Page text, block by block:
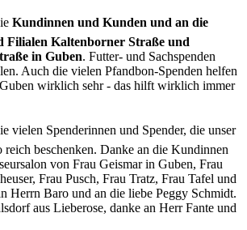
Kundinnen und Kunden und an die
Filialen Kaltenborner Straße und
in Guben. Futter- und Sachspenden
Auch die vielen Pfandbon-Spenden helfen
wirklich sehr - das hilft wirklich immer
vielen Spenderinnen und Spender, die unser
reich beschenken. Danke an die Kundinnen
von Frau Geismar in Guben, Frau
Frau Pusch, Frau Tratz, Frau Tafel und
Herrn Baro und an die liebe Peggy Schmidt.
aus Lieberose, danke an Herr Fante und